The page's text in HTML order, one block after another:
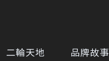
二輪天地 品牌故事